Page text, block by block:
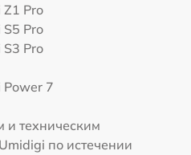
Pro
Pro
Pro
Power 7
техническим
по истечении